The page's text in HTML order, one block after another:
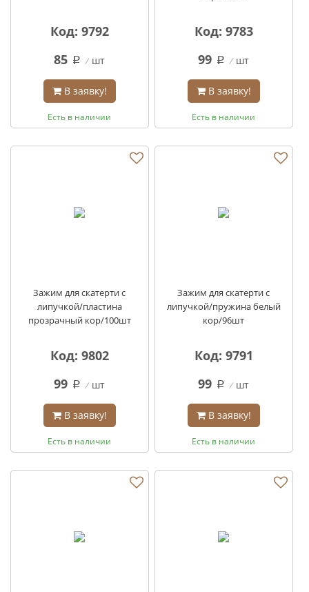
Код: 9792
85 q шт
В заявку!
Есть в наличии
Код: 9783
99 q шт
В заявку!
Есть в наличии
Зажим для скатерти с
липучкой/пластина
прозрачный кор/100шт
Код: 9802
99 q шт
В заявку!
Есть в наличии
Зажим для скатерти с
липучкой/пружина белый
кор/96шт
Код: 9791
99 q шт
В заявку!
Есть в наличии